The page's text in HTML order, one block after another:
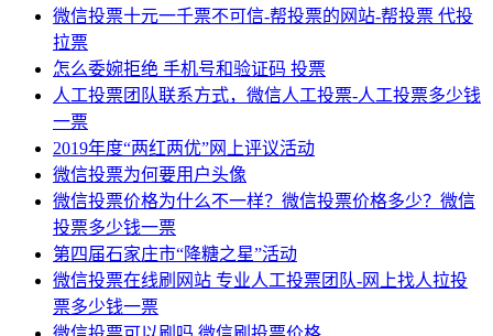
微信投票十元一千票不可信-帮投票的网站-帮投票 代投
拉票
怎么委婉拒绝 手机号和验证码 投票
人工投票团队联系方式，微信人工投票-人工投票多少钱
一票
2019年度“两红两优”网上评议活动
微信投票为何要用户头像
微信投票价格为什么不一样？微信投票价格多少？微信
投票多少钱一票
第四届石家庄市“降糖之星”活动
微信投票在线刷网站 专业人工投票团队-网上找人拉投
票多少钱一票